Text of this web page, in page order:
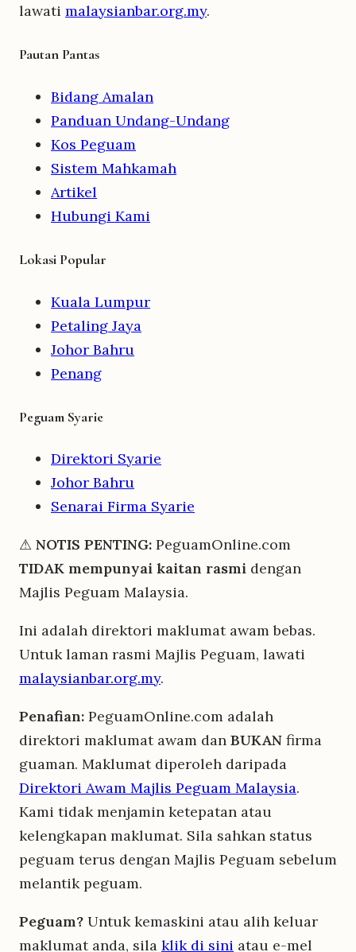
lawati malaysianbar.org.my.
Pautan Pantas
Bidang Amalan
Panduan Undang-Undang
Kos Peguam
Sistem Mahkamah
Artikel
Hubungi Kami
Lokasi Popular
Kuala Lumpur
Petaling Jaya
Johor Bahru
Penang
Peguam Syarie
Direktori Syarie
Johor Bahru
Senarai Firma Syarie
⚠ NOTIS PENTING: PeguamOnline.com
TIDAK mempunyai kaitan rasmi dengan
Majlis Peguam Malaysia.
Ini adalah direktori maklumat awam bebas.
Untuk laman rasmi Majlis Peguam, lawati
malaysianbar.org.my.
Penafian: PeguamOnline.com adalah
direktori maklumat awam dan BUKAN firma
guaman. Maklumat diperoleh daripada
Direktori Awam Majlis Peguam Malaysia.
Kami tidak menjamin ketepatan atau
kelengkapan maklumat. Sila sahkan status
peguam terus dengan Majlis Peguam sebelum
melantik peguam.
Peguam? Untuk kemaskini atau alih keluar
maklumat anda, sila klik di sini atau e-mel